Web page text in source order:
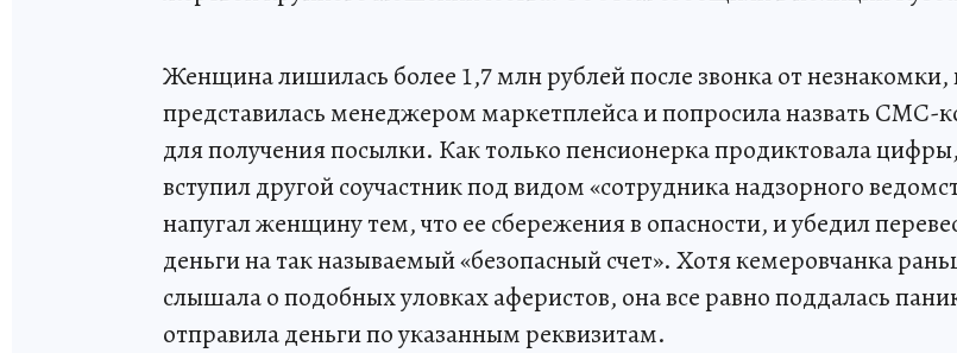
Женщина лишилась более 1,7 млн рублей после звонка от незнакомки,
представилась менеджером маркетплейса и попросила назвать СМС-
для получения посылки. Как только пенсионерка продиктовала
вступил другой соучастник под видом «сотрудника надзорного
напугал женщину тем, что ее сбережения в опасности, и убедил
деньги на так называемый «безопасный счет». Хотя кемеровчанка
слышала о подобных уловках аферистов, она все равно поддалась
отправила деньги по указанным реквизитам.